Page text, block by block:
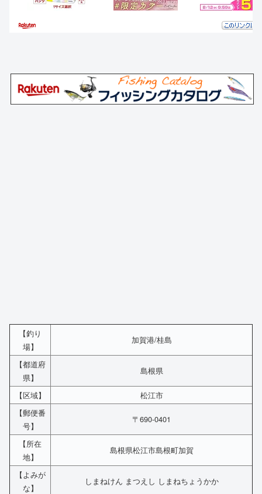
【釣り
場】
加賀港/桂島
【都道府
県】
島根県
【区域】
松江市
【郵便番
号】
〒690-0401
【所在
地】
島根県松江市島根町加賀
【よみが
な】
しまねけん まつえし しまねちょうかか